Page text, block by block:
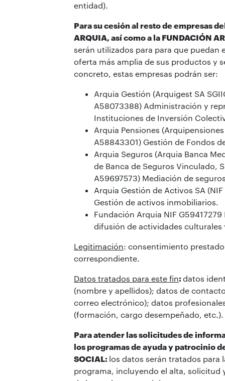
entidad).
Para su cesión al resto de empresas
ARQUIA, así como a la FUNDACIÓN
serán utilizados para para que puedan
oferta más amplia de sus productos y
concreto, estas empresas podrán ser:
Arquia Gestión (Arquigest SA
A58073388) Administración y
Instituciones de Inversión
Arquia Pensiones (Arquipensiones
A58843301) Gestión de Fondos
Arquia Seguros (Arquia Banca
de Banca de Seguros Vinculado,
A59697573) Mediación de
Arquia Gestión de Activos SA
Gestión de activos inmobiliarios.
Fundación Arquia NIF
difusión de actividades culturales
Legitimación: consentimiento
correspondiente.
Datos tratados para este fin: datos
(nombre y apellidos); datos de
correo electrónico); datos
(formación, cargo desempeñado, etc.).
Para atender las solicitudes de
los programas de ayuda y patrocinio
SOCIAL: los datos serán tratados para
programa, incluyendo el alta, solicitud